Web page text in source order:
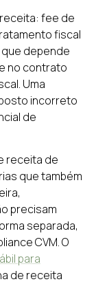
fee de
fiscal
que depende
no contrato
Uma
incorreto
de
receita de
que também
precisam
separada,
CVM. O
para
de receita